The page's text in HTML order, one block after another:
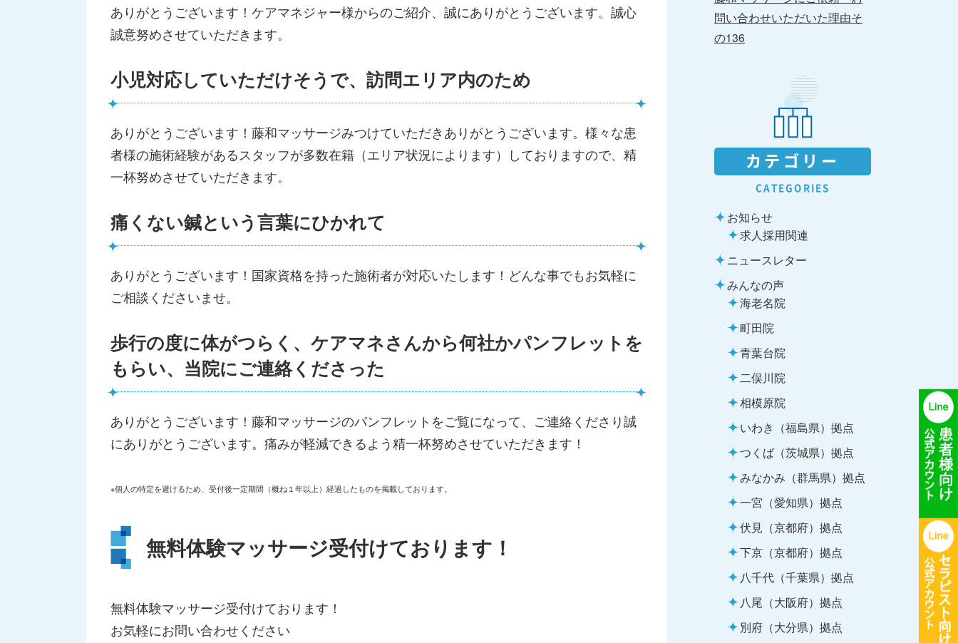
ありがとうございます！ケアマネジャー様からのご紹介、誠にありがとうございます。誠心
誠意努めさせていただきます。
小児対応していただけそうで、訪問エリア内のため
ありがとうございます！藤和マッサージみつけていただきありがとうございます。様々な患
者様の施術経験があるスタッフが多数在籍（エリア状況によります）しておりますので、精
一杯努めさせていただきます。
痛くない鍼という言葉にひかれて
ありがとうございます！国家資格を持った施術者が対応いたします！どんな事でもお気軽に
ご相談くださいませ。
歩行の度に体がつらく、ケアマネさんから何社かパンフレットを
もらい、当院にご連絡くださった
ありがとうございます！藤和マッサージのパンフレットをご覧になって、ご連絡くださり誠
にありがとうございます。痛みが軽減できるよう精一杯努めさせていただきます！
※個人の特定を避けるため、受付後一定期間（概ね１年以上）経過したものを掲載しております。
無料体験マッサージ受付けております！
無料体験マッサージ受付けております！
お気軽にお問い合わせください
問い合わせいただいた理由そ
の136
カテゴリー
CATEGORIES
お知らせ
求人採用関連
ニュースレター
みんなの声
海老名院
町田院
青葉台院
二俣川院
相模原院
いわき（福島県）拠点
つくば（茨城県）拠点
みなかみ（群馬県）拠点
一宮（愛知県）拠点
伏見（京都府）拠点
下京（京都府）拠点
八千代（千葉県）拠点
八尾（大阪府）拠点
別府（大分県）拠点